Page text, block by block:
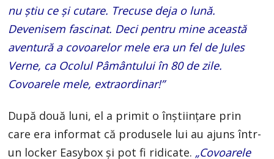
nu știu ce și cutare. Trecuse deja o lună.
Devenisem fascinat. Deci pentru mine această
aventură a covoarelor mele era un fel de Jules
Verne, ca Ocolul Pâmântului în 80 de zile.
Covoarele mele, extraordinar!”
După două luni, el a primit o înștiințare prin
care era informat că produsele lui au ajuns într-
un locker Easybox și pot fi ridicate. „Covoarele